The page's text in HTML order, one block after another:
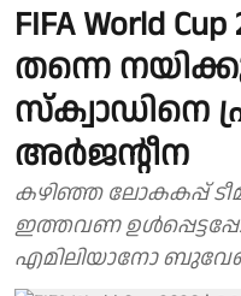
FIFA World
തന്നെ
സ്‌ക്വാഡിനെ
അര്‍ജന്റീന
കഴിഞ്ഞ ലോകകപ്പ്
ഇത്തവണ
എമിലിയാനോ